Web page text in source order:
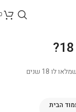
הכניסה והרכישה בחנות האתר מיועדת למי שמלאו לו 18 שנים
הבית